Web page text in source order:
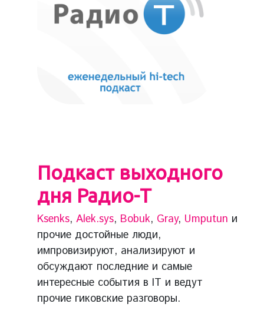
Подкаст выходного
дня Радио-Т
Ksenks, Alek.sys, Bobuk, Gray, Umputun и
прочие достойные люди,
импровизируют, анализируют и
обсуждают последние и самые
интересные события в IT и ведут
прочие гиковские разговоры.